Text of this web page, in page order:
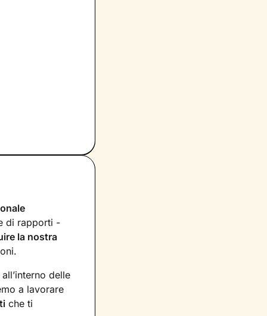
di rapporti -
la nostra
delle
a lavorare
che ti